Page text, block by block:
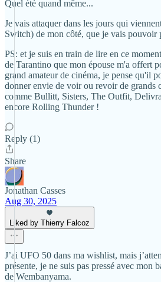
Quel été quand même...
Je vais attaquer dans les jours qui
Switch) de mon côté, que je vais pouvoir
PS: et je suis en train de lire en ce
de Tarantino que mon épouse m'a offert
grand amateur de cinéma, je pense qu'il
donner envie de voir ou revoir de grands
comme Bullitt, Sisters, The Outfit,
encore Rolling Thunder !
Reply (1)
Share
Jonathan Casses
Aug 30, 2025
Liked by Thierry Falcoz
J’ai UFO 50 dans ma wishlist, mais
présente, je ne suis pas pressé avec mon
de Wembanyama.